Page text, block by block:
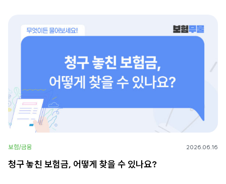
보험/금융 2026.06.16
청구 놓친 보험금, 어떻게 찾을 수 있나요?